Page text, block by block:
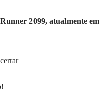
2099, atualmente em
!